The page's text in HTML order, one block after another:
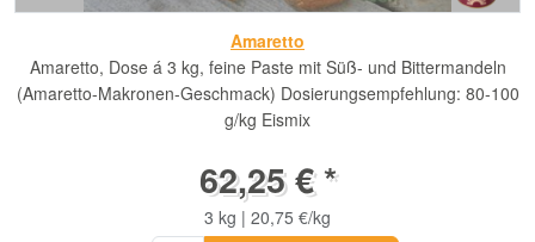
Amaretto
Amaretto, Dose á 3 kg, feine Paste mit Süß- und Bittermandeln
(Amaretto-Makronen-Geschmack) Dosierungsempfehlung: 80-100
g/kg Eismix
62,25 € *
3 kg | 20,75 €/kg